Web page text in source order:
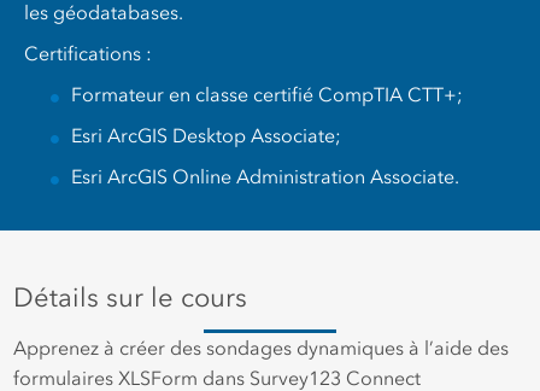
les géodatabases.
Certifications :
Formateur en classe certifié CompTIA CTT+;
Esri ArcGIS Desktop Associate;
Esri ArcGIS Online Administration Associate.
Détails sur le cours
Apprenez à créer des sondages dynamiques à l’aide des
formulaires XLSForm dans Survey123 Connect